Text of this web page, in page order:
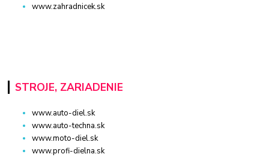
www.zahradnicek.sk
STROJE, ZARIADENIE
www.auto-diel.sk
www.auto-techna.sk
www.moto-diel.sk
www.profi-dielna.sk